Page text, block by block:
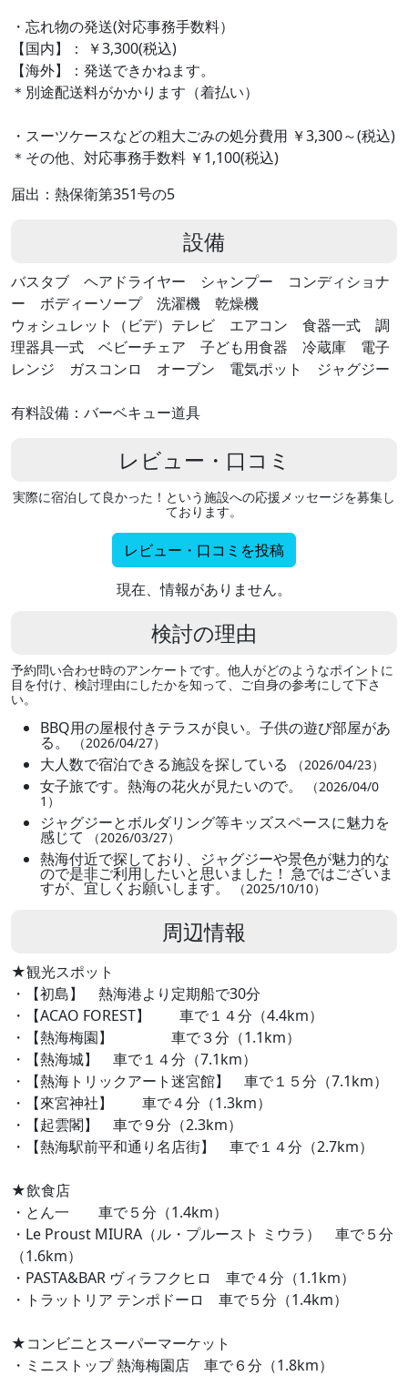
・忘れ物の発送(対応事務手数料）
【国内】： ￥3,300(税込)
【海外】：発送できかねます。
＊別途配送料がかかります（着払い）
・スーツケースなどの粗大ごみの処分費用 ￥3,300～(税込)
＊その他、対応事務手数料 ￥1,100(税込)
届出：熱保衛第351号の5
設備
バスタブ ヘアドライヤー シャンプー コンディショナ
ー ボディーソープ 洗濯機 乾燥機
ウォシュレット（ビデ）テレビ エアコン 食器一式 調
理器具一式 ベビーチェア 子ども用食器 冷蔵庫 電子
レンジ ガスコンロ オーブン 電気ポット ジャグジー
有料設備：バーベキュー道具
レビュー・口コミ
実際に宿泊して良かった！という施設への応援メッセージを募集し
ております。
レビュー・口コミを投稿
現在、情報がありません。
検討の理由
予約問い合わせ時のアンケートです。他人がどのようなポイントに
目を付け、検討理由にしたかを知って、ご自身の参考にして下さ
い。
BBQ用の屋根付きテラスが良い。子供の遊び部屋があ
る。 （2026/04/27）
大人数で宿泊できる施設を探している （2026/04/23）
女子旅です。熱海の花火が見たいので。
（2026/04/0
1）
ジャグジーとボルダリング等キッズスペースに魅力を
感じて （2026/03/27）
熱海付近で探しており、ジャグジーや景色が魅力的な
ので是非ご利用したいと思いました！ 急ではございま
すが、宜しくお願いします。 （2025/10/10）
周辺情報
★観光スポット
・【初島】 熱海港より定期船で30分
・【ACAO FOREST】 車で１４分（4.4km）
・【熱海梅園】 車で３分（1.1km）
・【熱海城】 車で１４分（7.1km）
・【熱海トリックアート迷宮館】 車で１５分（7.1km）
・【來宮神社】 車で４分（1.3km）
・【起雲閣】 車で９分（2.3km）
・【熱海駅前平和通り名店街】 車で１４分（2.7km）
★飲食店
・とん一 車で５分（1.4km）
・Le Proust MIURA（ル・プルースト ミウラ） 車で５分
（1.6km）
・PASTA&BAR ヴィラフクヒロ 車で４分（1.1km）
・トラットリア テンポドーロ 車で５分（1.4km）
★コンビニとスーパーマーケット
・ミニストップ 熱海梅園店 車で６分（1.8km）